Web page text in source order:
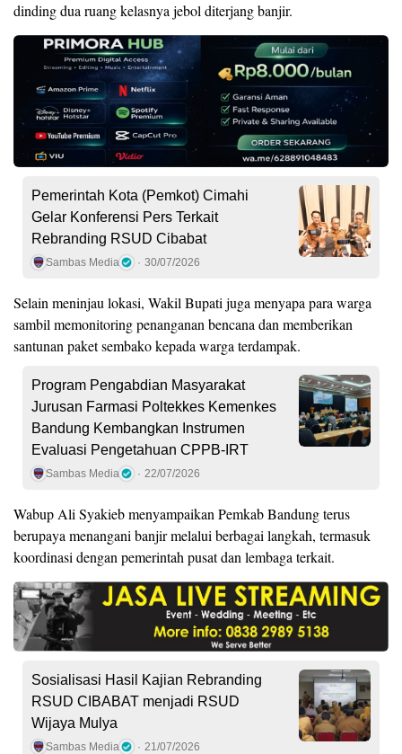
dinding dua ruang kelasnya jebol diterjang banjir.
Pemerintah Kota (Pemkot) Cimahi
Gelar Konferensi Pers Terkait
Rebranding RSUD Cibabat
Sambas Media 30/07/2026
Selain meninjau lokasi, Wakil Bupati juga menyapa para warga
sambil memonitoring penanganan bencana dan memberikan
santunan paket sembako kepada warga terdampak.
Program Pengabdian Masyarakat
Jurusan Farmasi Poltekkes Kemenkes
Bandung Kembangkan Instrumen
Evaluasi Pengetahuan CPPB-IRT
Sambas Media 22/07/2026
Wabup Ali Syakieb menyampaikan Pemkab Bandung terus
berupaya menangani banjir melalui berbagai langkah, termasuk
koordinasi dengan pemerintah pusat dan lembaga terkait.
Sosialisasi Hasil Kajian Rebranding
RSUD CIBABAT menjadi RSUD
Wijaya Mulya
Sambas Media 21/07/2026